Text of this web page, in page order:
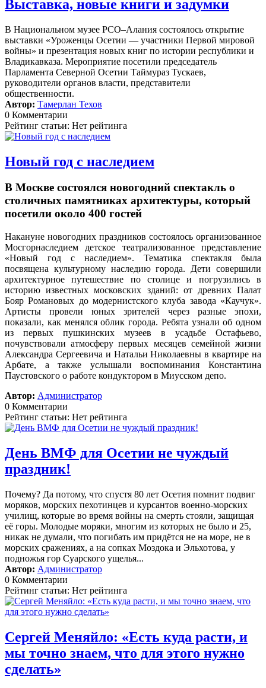
Выставка, новые книги и задумки
В Национальном музее РСО–Алания состоялось открытие
выставки «Уроженцы Осетии — участники Первой мировой
войны» и презентация новых книг по истории республики и
Владикавказа. Мероприятие посетили председатель
Парламента Северной Осетии Таймураз Тускаев,
руководители органов власти, представители
общественности.
Автор: Тамерлан Техов
0 Комментарии
Рейтинг статьи: Нет рейтинга
Новый год с наследием
В Москве состоялся новогодний спектакль о
столичных памятниках архитектуры, который
посетили около 400 гостей
Накануне новогодних праздников состоялось организованное
Мосгорнаследием детское театрализованное представление
«Новый год с наследием».
Тематика спектакля была
посвящена культурному наследию города. Дети совершили
архитектурное путешествие по столице и погрузились в
историю известных московских зданий: от древних Палат
Бояр Романовых до модернистского клуба завода «Каучук».
Артисты провели юных зрителей через разные эпохи,
показали, как менялся облик города. Ребята узнали об одном
из первых пушкинских музеев в усадьбе Остафьево,
почувствовали атмосферу первых месяцев семейной жизни
Александра Сергеевича и Натальи Николаевны в квартире на
Арбате, а также услышали воспоминания Константина
Паустовского о работе кондуктором в Миусском депо.
Автор: Администратор
0 Комментарии
Рейтинг статьи: Нет рейтинга
День ВМФ для Осетии не чуждый
праздник!
Почему? Да потому, что спустя 80 лет Осетия помнит подвиг
моряков, морских пехотинцев и курсантов военно-морских
училищ, которые во время войны на смерть стояли, защищая
её горы. Молодые моряки, многим из которых не было и 25,
никак не думали, что погибать им придётся не на море, не в
морских сражениях, а на сопках Моздока и Эльхотова, у
подножья гор Суарского ущелья...
Автор: Администратор
0 Комментарии
Рейтинг статьи: Нет рейтинга
Сергей Меняйло: «Есть куда расти, и
мы точно знаем, что для этого нужно
сделать»